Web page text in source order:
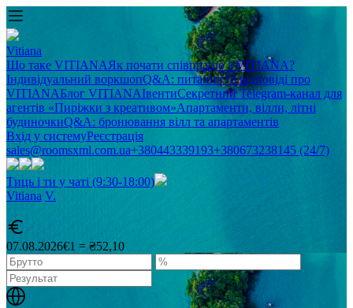
Vitiana
Що таке VITIANAЯк почати співпрацю з VITIANA?
Індивідуальний воркшопQ&A: питання та відповіді про
VITIANAБлог VITIANAІвентиСекретний Telegram-канал для
агентів «Пиріжки з креативом»Апартаменти, вілли, літні
будиночкиQ&A: бронювання вілл та апартаментів
Вхід у системуРеєстрація
sales@roomsxml.com.ua+380443339193+380673238145 (24/7)
Тиць і ти у чаті (9:30-18:00)
Vitiana V.
07.08.2026€1 = ₴52,10